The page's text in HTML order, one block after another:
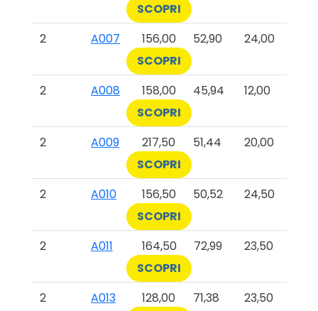
SCOPRI
2
A007 156,00 52,90
24,00
SCOPRI
2
A008 158,00 45,94
12,00
SCOPRI
2
A009 217,50 51,44
20,00
SCOPRI
2
A010 156,50 50,52
24,50
SCOPRI
2
A011 164,50 72,99
23,50
SCOPRI
2
A013 128,00 71,38
23,50